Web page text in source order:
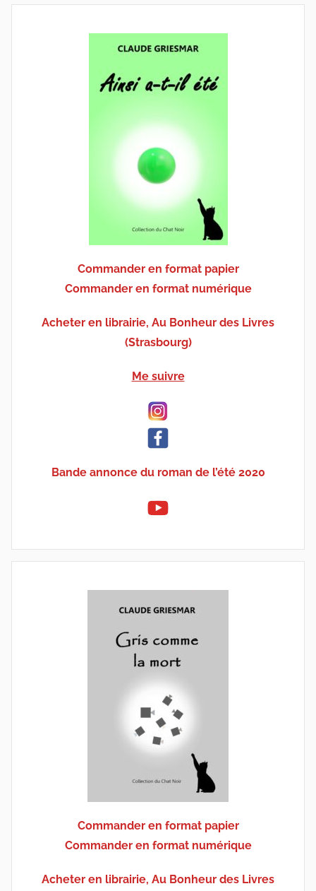
Commander en format papier
Commander en format numérique
Acheter en librairie, Au Bonheur des Livres
(Strasbourg)
Me suivre
Bande annonce du roman de l’été 2020
Commander en format papier
Commander en format numérique
Acheter en librairie, Au Bonheur des Livres